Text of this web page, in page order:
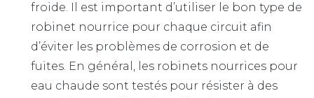
froide. Il est important d’utiliser le bon type de
robinet nourrice pour chaque circuit afin
d’éviter les problèmes de corrosion et de
fuites. En général, les robinets nourrices pour
eau chaude sont testés pour résister à des